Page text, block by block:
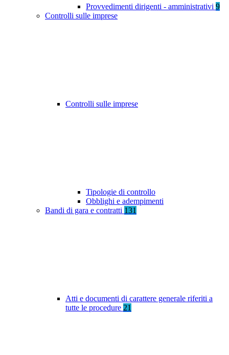
Provvedimenti dirigenti - amministrativi 9
Controlli sulle imprese
Controlli sulle imprese
Tipologie di controllo
Obblighi e adempimenti
Bandi di gara e contratti 131
Atti e documenti di carattere generale riferiti a
tutte le procedure 21